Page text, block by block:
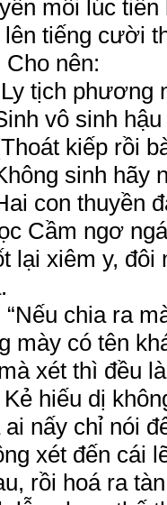
mỗi lúc
lên tiếng cười
nên:
tịch phương
vô sinh hậu
kiếp rồi
sinh hãy
con thuyền
Cầm ngơ
lại xiêm y, đôi
chia ra
mày có tên
xét thì đều
hiếu dị
ai nấy chỉ nói
xét đến cái
rồi hoá ra